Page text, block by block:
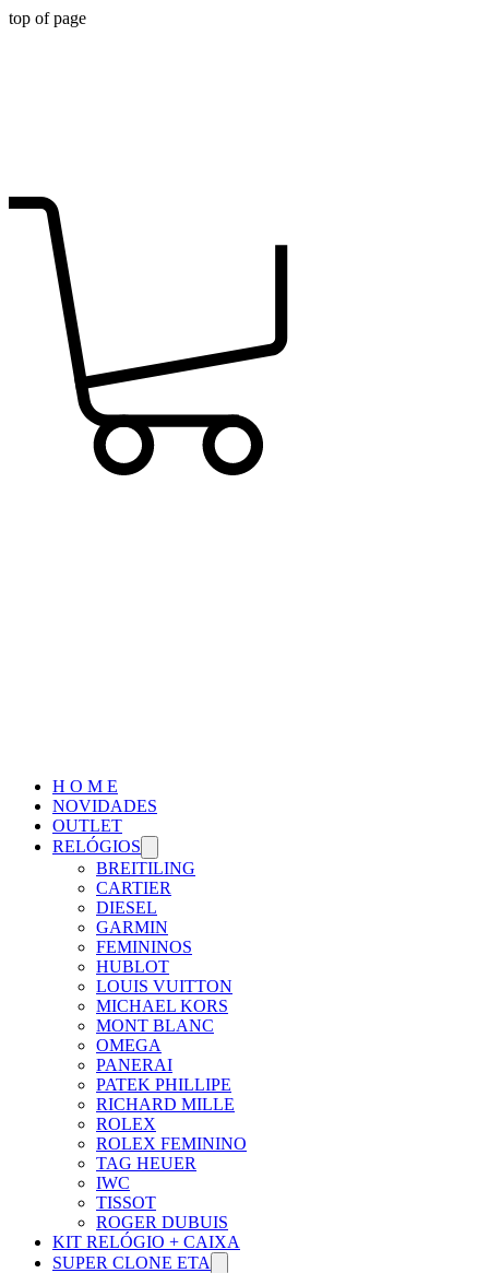
top of page
H O M E
NOVIDADES
OUTLET
RELÓGIOS
BREITILING
CARTIER
DIESEL
GARMIN
FEMININOS
HUBLOT
LOUIS VUITTON
MICHAEL KORS
MONT BLANC
OMEGA
PANERAI
PATEK PHILLIPE
RICHARD MILLE
ROLEX
ROLEX FEMININO
TAG HEUER
IWC
TISSOT
ROGER DUBUIS
KIT RELÓGIO + CAIXA
SUPER CLONE ETA